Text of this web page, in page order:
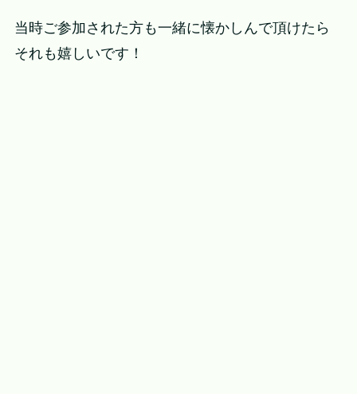
当時ご参加された方も一緒に懐かしんで頂けたら
それも嬉しいです！